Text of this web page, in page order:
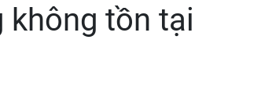
không tồn tại